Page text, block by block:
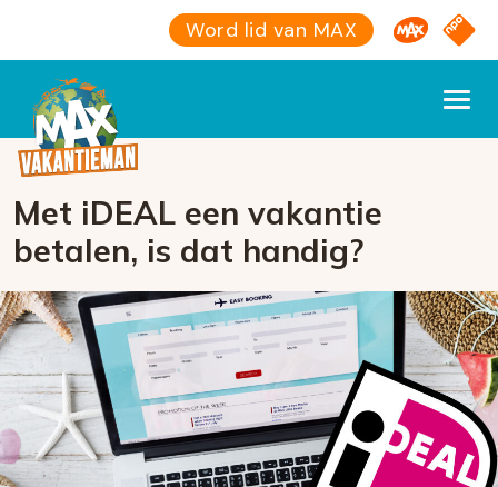
Word lid van MAX Omroep
NPO
Met iDEAL een vakantie
betalen, is dat handig?